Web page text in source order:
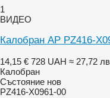
1
ВИДЕО
Калобран AP PZ416-
14,15 € 728 UAH ≈ 27,72
Калобран
Състояние нов
PZ416-X0961-00